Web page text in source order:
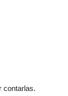
contarlas.